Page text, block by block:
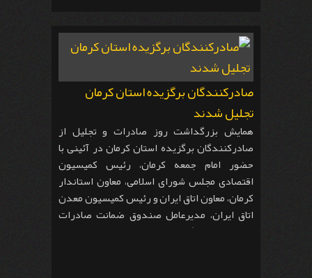
صادرکنندگان برگزیده استان کرمان
تجلیل شدند
همایش بزرگداشت روز صادرات و تجلیل از
صادرکنندگان برگزیده استان کرمان در آئینی با
حضور امام جمعه کرمان، رئیس کمیسیون
اقتصادی مجلس شورای اسلامی، معاون استاندار
کرمان، معاون اتاق ایران و رئیس کمیسیون معدن
اتاق ایران، مدیرعامل صندوق ضمانت صادرات
ایران، سفیر بنگلادش در ایران و سایر مدیران و